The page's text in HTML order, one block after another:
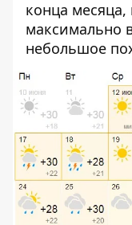
конца
максимально
небольшое